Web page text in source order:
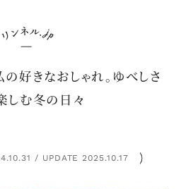
の好きなおしゃれ。ゆべしさ
しむ冬の日々
/ UPDATE 2025.10.17